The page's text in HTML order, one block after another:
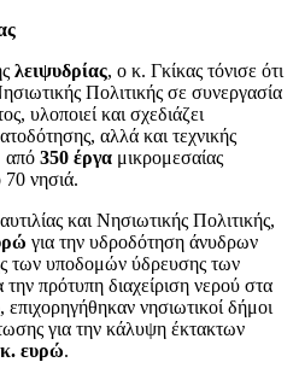
λειψυδρίας, ο κ. Γκίκας τόνισε ότι
Πολιτικής σε συνεργασία
υλοποιεί και σχεδιάζει
αλλά και τεχνικής
από 350 έργα μικρομεσαίας
νησιά.
και Νησιωτικής Πολιτικής,
για την υδροδότηση άνυδρων
των υποδομών ύδρευσης των
την πρότυπη διαχείριση νερού στα
επιχορηγήθηκαν νησιωτικοί δήμοι
για την κάλυψη έκτακτων
ευρώ.